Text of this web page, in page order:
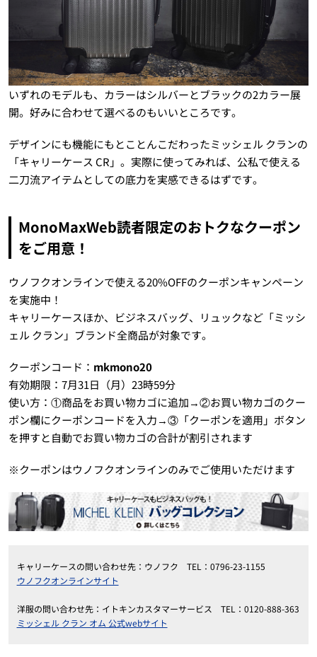
いずれのモデルも、カラーはシルバーとブラックの2カラー展
開。好みに合わせて選べるのもいいところです。
デザインにも機能にもとことんこだわったミッシェル クランの
「キャリーケース CR」。実際に使ってみれば、公私で使える
二刀流アイテムとしての底力を実感できるはずです。
MonoMaxWeb読者限定のおトクなクーポン
をご用意！
ウノフクオンラインで使える20%OFFのクーポンキャンペーン
を実施中！
キャリーケースほか、ビジネスバッグ、リュックなど「ミッシ
ェル クラン」ブランド全商品が対象です。
クーポンコード： mkmono20
有効期限：7月31日（月）23時59分
使い方：①商品をお買い物カゴに追加→②お買い物カゴのクー
ポン欄にクーポンコードを入力→③「クーポンを適用」ボタン
を押すと自動でお買い物カゴの合計が割引されます
※クーポンはウノフクオンラインのみでご使用いただけます
キャリーケースの問い合わせ先：ウノフク TEL：0796-23-1155
ウノフクオンラインサイト
洋服の問い合わせ先：イトキンカスタマーサービス TEL：0120-888-363
ミッシェル クラン オム 公式webサイト